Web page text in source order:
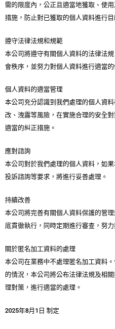
需的限度內，公正且適當地獲取、使
措施，防止對已獲取的個人資料進行目
遵守法律法規和規範
本公司將遵守有關個人資料的法律法
會秩序，並努力對個人資料進行適當的
個人資料的適當管理
本公司充分認識到我們處理的個人資
改、洩露等風險，在實施合理的安全
適當的糾正措施。
應對諮詢
本公司對於我們處理的個人資料，如
投訴諮詢等要求，將進行妥善處理。
持續改善
本公司將完善有關個人資料保護的管
底貫徹執行，同時定期進行審查，努
關於匿名加工資料的處理
本公司在業務中不處理匿名加工資料
的情況，本公司將公布法律法規及相
理對策，進行適當的處理。
2025年8月1日 制定